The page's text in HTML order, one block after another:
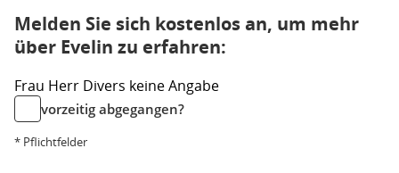
Melden Sie sich kostenlos an, um mehr
über Evelin zu erfahren:
Frau Herr Divers keine Angabe
vorzeitig abgegangen?
* Pflichtfelder